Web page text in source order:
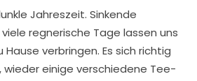
Jahreszeit. Sinkende
regnerische Tage lassen uns
verbringen. Es sich richtig
einige verschiedene Tee-